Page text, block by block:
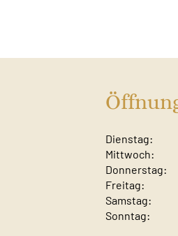
Dienstag:
Mittwoch:
Donnerstag:
Freitag:
Samstag:
Sonntag: ​